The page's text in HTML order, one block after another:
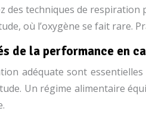
des techniques de
où l’oxygène se fait rare.
de la performance en
adéquate sont
Un régime alimentaire